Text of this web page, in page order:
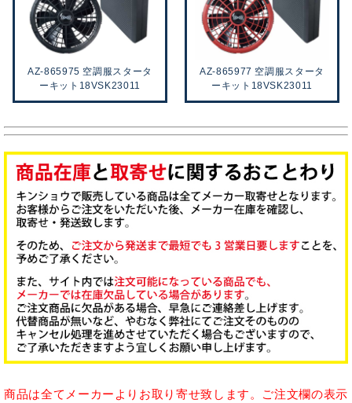
AZ-865975 空調服スタータ
ーキット18VSK23011
AZ-865977 空調服スタータ
ーキット18VSK23011
商品は全てメーカーよりお取り寄せ致します。ご注文欄の表示